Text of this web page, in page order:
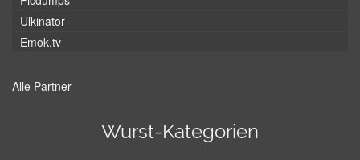
Ulkinator
Emok.tv
Alle Partner
Wurst-Kategorien